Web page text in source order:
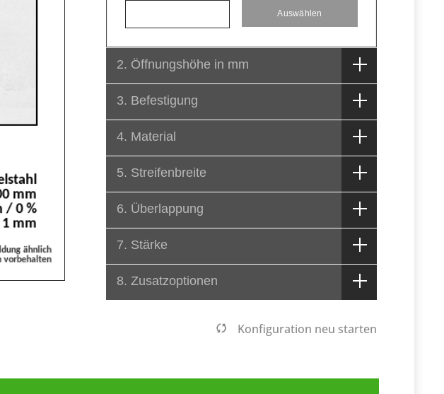
2. Öffnungshöhe in mm
3. Befestigung
4. Material
5. Streifenbreite
6. Überlappung
7. Stärke
8. Zusatzoptionen
Konfiguration neu starten